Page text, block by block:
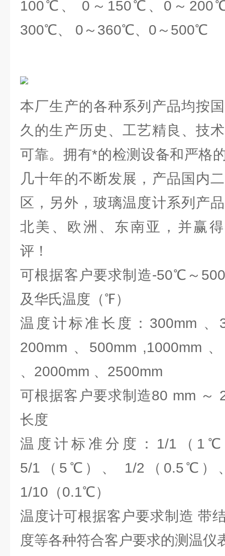
100℃、 0～150℃、0～
300℃、 0～360℃、0～500℃
本厂生产的各种系列产品均按
久的生产历史、工艺精良、技
可靠。拥有*的检测设备和严格
几十年的不断发展，产品国内
区，另外，玻璃温度计系列产
北美、欧洲、东南亚，并赢
评！
可根据客户要求制造-50℃～
及华氏温度（℉）
温度计标准长度：300mm 、
200mm 、500mm ,1000mm
、2000mm 、2500mm
可根据客户要求制造80 mm ～
长度
温度计标准分度：1/1（
5/1（5℃）、 1/2（0.5℃）
1/10（0.1℃）
温度计可根据客户要求制造 带
度等各种符合客户要求的测温仪